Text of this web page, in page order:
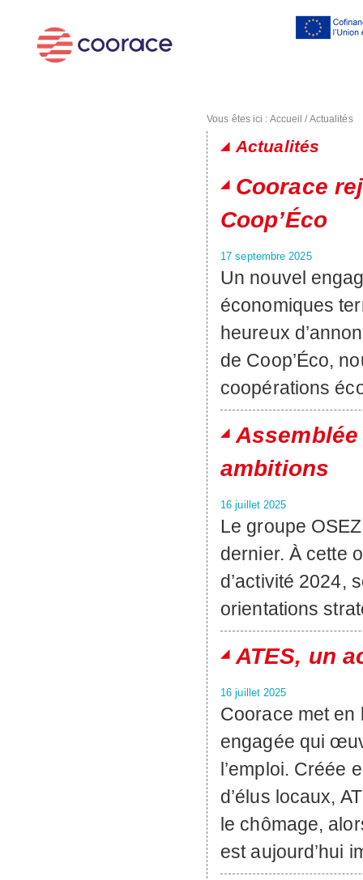
Vous êtes ici : Accueil /Actualités
Actualités
Coorace
Coop’Éco
17 septembre 2025
Un nouvel
économiques
heureux
de Coop’Éco,
coopérations
ambitions
16 juillet 2025
Le groupe
dernier. À cette
d’activité 2024,
orientations
ATES, un
16 juillet 2025
Coorace met en
engagée qui
l’emploi. Créée
d’élus locaux,
le chômage,
est aujourd’hui
Pages